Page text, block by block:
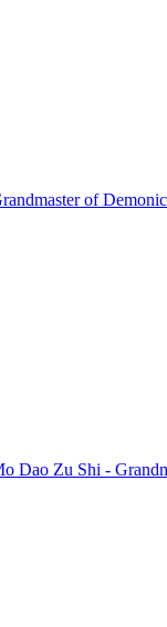
of
Dao Zu Shi -